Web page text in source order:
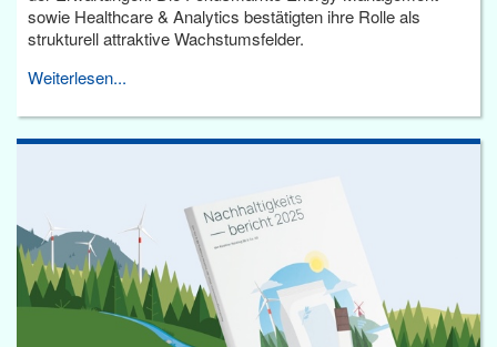
sowie Healthcare & Analytics bestätigten ihre Rolle als
strukturell attraktive Wachstumsfelder.
Weiterlesen...